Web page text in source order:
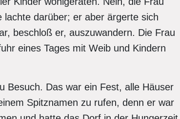
darüber; er aber ärgerte sich
beschloß er, auszuwandern. Die Frau
eines Tages mit Weib und Kindern
Besuch. Das war ein Fest, alle Häuser
Spitznamen zu rufen, denn er war